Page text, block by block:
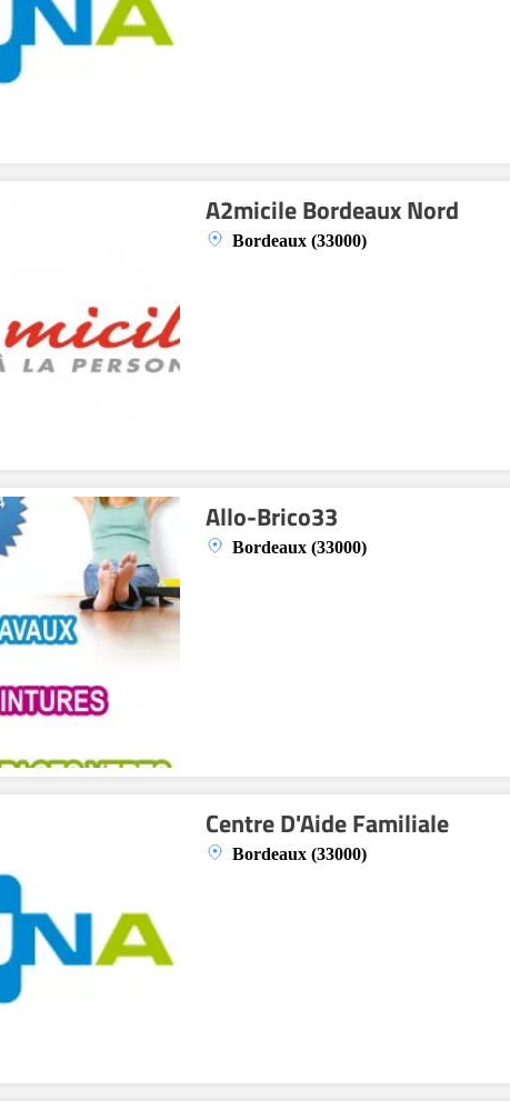
A2micile Bordeaux Nord
Bordeaux (33000)
Allo-Brico33
Bordeaux (33000)
Centre D'Aide Familiale
Bordeaux (33000)